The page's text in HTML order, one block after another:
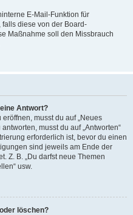
E-Mail-Funktion für
diese von der Board-
Maßnahme soll den Missbrauch
Antwort?
musst du auf „Neues
musst du auf „Antworten“
erforderlich ist, bevor du einen
sind jeweils am Ende der
Z. B. „Du darfst neue Themen
usw.
löschen?